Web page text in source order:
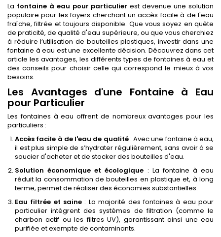
La fontaine à eau pour particulier est devenue une solution
populaire pour les foyers cherchant un accès facile à de l'eau
fraîche, filtrée et toujours disponible. Que vous soyez en quête
de praticité, de qualité d'eau supérieure, ou que vous cherchiez
à réduire l’utilisation de bouteilles plastiques, investir dans une
fontaine à eau est une excellente décision. Découvrez dans cet
article les avantages, les différents types de fontaines à eau et
des conseils pour choisir celle qui correspond le mieux à vos
besoins.
Les Avantages d'une Fontaine à Eau
pour Particulier
Les fontaines à eau offrent de nombreux avantages pour les
particuliers :
Accès facile à de l'eau de qualité: Avec une fontaine à eau,
il est plus simple de s’hydrater régulièrement, sans avoir à se
soucier d'acheter et de stocker des bouteilles d'eau.
Solution économique et écologique : La fontaine à eau
réduit la consommation de bouteilles en plastique et, à long
terme, permet de réaliser des économies substantielles.
Eau filtrée et saine : La majorité des fontaines à eau pour
particulier intègrent des systèmes de filtration (comme le
charbon actif ou les filtres UV), garantissant ainsi une eau
purifiée et exempte de contaminants.